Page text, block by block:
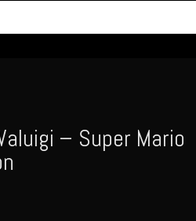
– Super Mario